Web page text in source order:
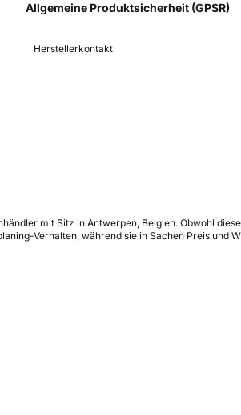
Allgemeine Produktsicherheit (GPSR)
Herstellerkontakt
mit Sitz in Antwerpen, Belgien. Obwohl
Verhalten, während sie in Sachen Preis